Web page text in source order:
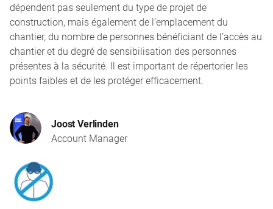
dépendent pas seulement du type de projet de
construction, mais également de l’emplacement du
chantier, du nombre de personnes bénéficiant de l’accès au
chantier et du degré de sensibilisation des personnes
présentes à la sécurité. Il est important de répertorier les
points faibles et de les protéger efficacement.
Joost Verlinden
Account Manager